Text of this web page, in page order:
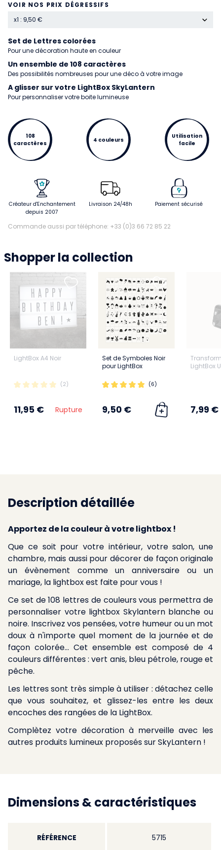
Set de Lettres colorées
Pour une décoration haute en couleur
Un ensemble de 108 caractères
Des possibilités nombreuses pour une déco à votre image
A glisser sur votre LightBox SkyLantern
Pour personnaliser votre boite lumineuse
VOIR NOS PRIX DÉGRESSIFS
x1 : 9,50 €
108
caractères
4 couleurs
Utilisation
facile
Créateur d'Enchantement
depuis 2007
Livraison 24/48h Paiement sécurisé
Commande aussi par téléphone: +33 (0)3 66 72 85 22
Shopper la collection
LightBox A4 Noir
(2)
11,95 € Rupture
Set de Symboles Noir
pour LightBox
(6)
9,50 €
LightBox
7,99 €
Description détaillée
Apportez de la couleur à votre lightbox !
Que ce soit pour votre intérieur, votre salon, une
chambre, mais aussi pour décorer de façon originale
un évènement comme un anniversaire ou un
mariage, la lightbox est faite pour vous !
Ce set de 108 lettres de couleurs vous permettra de
personnaliser votre lightbox Skylantern blanche ou
noire. Inscrivez vos pensées, votre humeur ou un mot
doux à n'importe quel moment de la journée et de
façon colorée... Cet ensemble est composé de 4
couleurs différentes : vert anis, bleu pétrole, rouge et
pêche.
Les lettres sont très simple à utiliser : détachez celle
que vous souhaitez, et glissez-les entre les deux
encoches des rangées de la LightBox.
Complètez votre décoration à merveille avec les
autres produits lumineux proposés sur SkyLantern !
Dimensions & caractéristiques
RÉFÉRENCE 5715